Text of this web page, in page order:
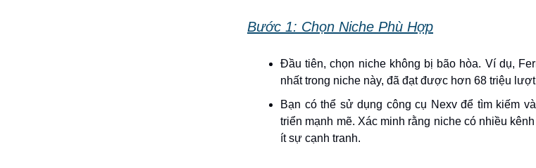
Bước 1: Chọn Niche Phù Hợp
Đầu tiên, chọn niche không bị bão hòa. Ví dụ,
nhất trong niche này, đã đạt được hơn 68 triệu
Bạn có thể sử dụng công cụ Nexv để tìm kiếm
triển mạnh mẽ. Xác minh rằng niche có nhiều
ít sự cạnh tranh.